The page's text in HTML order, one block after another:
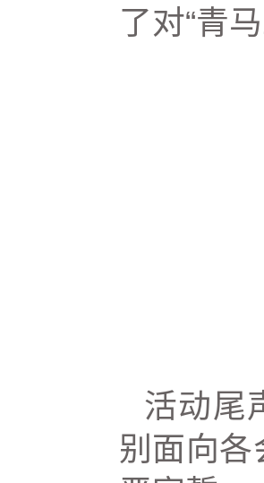
了对“青
活动尾
别面向